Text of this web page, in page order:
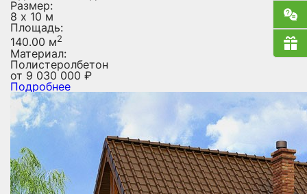
Размер:
8 х 10 м
Площадь:
140.00 м2
Материал:
Полистеролбетон
от 9 030 000 ₽
Подробнее